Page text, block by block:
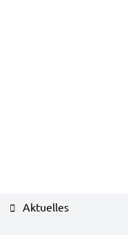
Aktuelles